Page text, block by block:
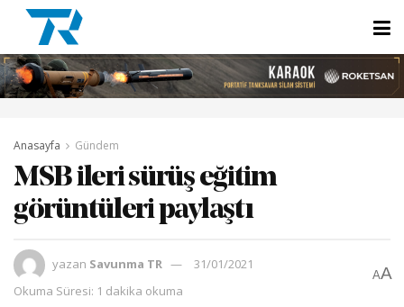
Anasayfa Gündem
MSB ileri sürüş eğitim
görüntüleri paylaştı
yazan Savunma TR
31/01/2021
Okuma Süresi: 1 dakika okuma
AA